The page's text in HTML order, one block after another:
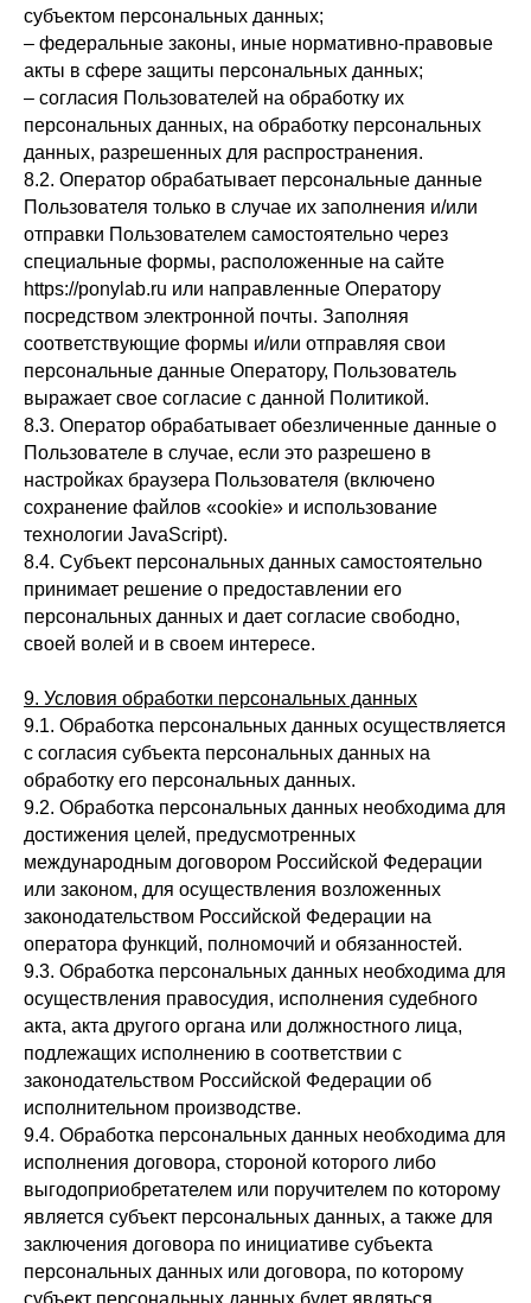
субъектом персональных данных;
– федеральные законы, иные нормативно-правовые
акты в сфере защиты персональных данных;
– согласия Пользователей на обработку их
персональных данных, на обработку персональных
данных, разрешенных для распространения.
8.2. Оператор обрабатывает персональные данные
Пользователя только в случае их заполнения и/или
отправки Пользователем самостоятельно через
специальные формы, расположенные на сайте
https://ponylab.ru или направленные Оператору
посредством электронной почты. Заполняя
соответствующие формы и/или отправляя свои
персональные данные Оператору, Пользователь
выражает свое согласие с данной Политикой.
8.3. Оператор обрабатывает обезличенные данные о
Пользователе в случае, если это разрешено в
настройках браузера Пользователя (включено
сохранение файлов «cookie» и использование
технологии JavaScript).
8.4. Субъект персональных данных самостоятельно
принимает решение о предоставлении его
персональных данных и дает согласие свободно,
своей волей и в своем интересе.
9. Условия обработки персональных данных
9.1. Обработка персональных данных осуществляется
с согласия субъекта персональных данных на
обработку его персональных данных.
9.2. Обработка персональных данных необходима для
достижения целей, предусмотренных
международным договором Российской Федерации
или законом, для осуществления возложенных
законодательством Российской Федерации на
оператора функций, полномочий и обязанностей.
9.3. Обработка персональных данных необходима для
осуществления правосудия, исполнения судебного
акта, акта другого органа или должностного лица,
подлежащих исполнению в соответствии с
законодательством Российской Федерации об
исполнительном производстве.
9.4. Обработка персональных данных необходима для
исполнения договора, стороной которого либо
выгодоприобретателем или поручителем по которому
является субъект персональных данных, а также для
заключения договора по инициативе субъекта
персональных данных или договора, по которому
субъект персональных данных будет являться